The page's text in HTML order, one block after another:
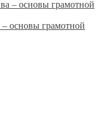
– основы грамотной